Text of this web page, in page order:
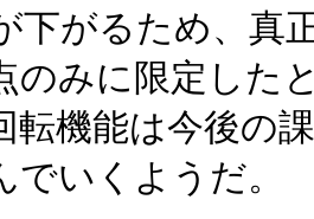
下がるため、真
のみに限定した
転機能は今後の
いくようだ。